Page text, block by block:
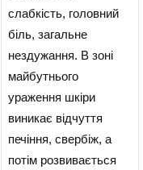
слабкість, головний
біль, загальне
нездужання. В зоні
майбутнього
ураження шкіри
виникає відчуття
печіння, свербіж, а
потім розвивається